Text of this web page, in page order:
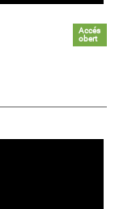
Accés
obert